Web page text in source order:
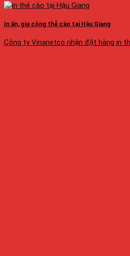
In ấn, gia công thẻ cào tại Hậu Giang
Công ty Vinanetco nhận đặt hàng in